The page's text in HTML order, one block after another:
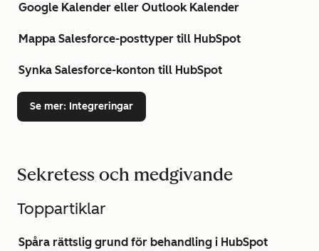
Google Kalender eller Outlook Kalender
Mappa Salesforce-posttyper till HubSpot
Synka Salesforce-konton till HubSpot
Se mer: Integreringar
Sekretess och medgivande
Toppartiklar
Spåra rättslig grund för behandling i HubSpot